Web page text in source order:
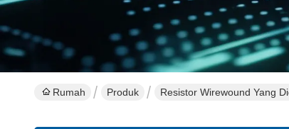
Rumah Produk Resistor Wirewound Yang